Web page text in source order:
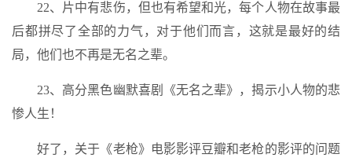
22、片中有悲伤，但也有希望和光，每个人物在故事最
后都拼尽了全部的力气，对于他们而言，这就是最好的结
局，他们也不再是无名之辈。
23、高分黑色幽默喜剧《无名之辈》，揭示小人物的悲
惨人生！
好了，关于《老枪》电影影评豆瓣和老枪的影评的问题